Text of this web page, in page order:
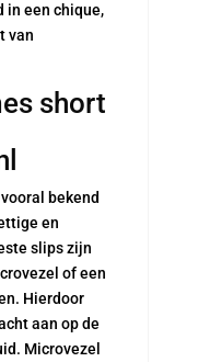
in een chique,
van
short
bekend
en
slips zijn
of een
Hierdoor
aan op de
Microvezel